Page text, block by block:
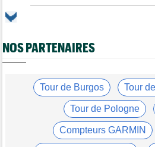
Route
Tour de France Femmes
David Lappartient : "Le cyclisme
Tour de France Femmes
Niedermaier : "On savait que Kasia
Tour de France Femmes
NOS PARTENAIRES
Tour de Burgos Tour
Tour de Pologne
Compteurs GARMIN